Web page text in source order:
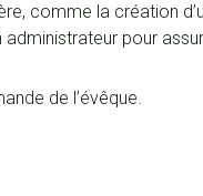
comme la création
pour
de l’évêque.